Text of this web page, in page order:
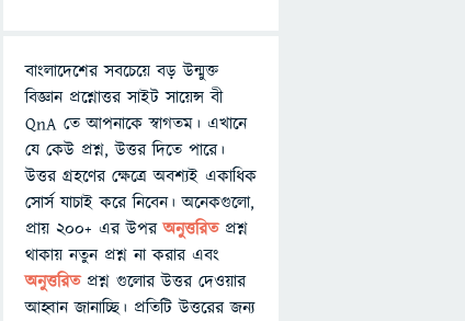
বাংলাদেশের সবচেয়ে বড় উন্মুক্ত
বিজ্ঞান প্রশ্নোত্তর সাইট সায়েন্স বী
QnA তে আপনাকে স্বাগতম। এখানে
যে কেউ প্রশ্ন, উত্তর দিতে পারে।
উত্তর গ্রহণের ক্ষেত্রে অবশ্যই একাধিক
সোর্স যাচাই করে নিবেন। অনেকগুলো,
প্রায় ২০০+ এর উপরঅনুত্তরিতপ্রশ্ন
থাকায় নতুন প্রশ্ন না করার এবং
অনুত্তরিত প্রশ্ন গুলোর উত্তর দেওয়ার
আহ্বান জানাচ্ছি। প্রতিটি উত্তরের জন্য